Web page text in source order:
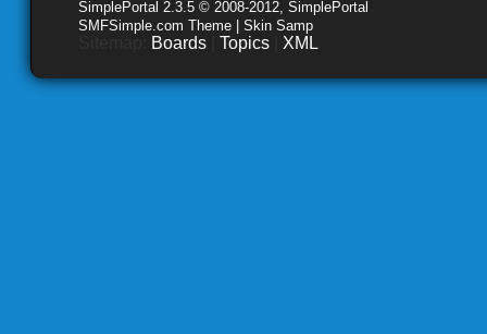
SimplePortal 2.3.5 © 2008-2012, SimplePortal
SMFSimple.com Theme | Skin Samp
Boards Topics XML